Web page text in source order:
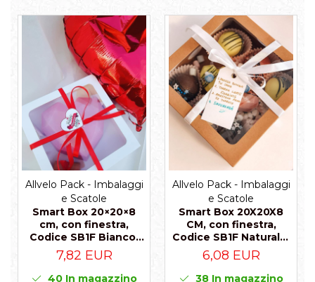
Allvelo Pack - Imbalaggi
e Scatole
Smart Box 20×20×8
cm, con finestra,
Codice SB1F Bianco,
Set 5 Pezzi
7,82 EUR
40In magazzino
Allvelo Pack - Imbalaggi
e Scatole
Smart Box 20X20X8
CM, con finestra,
Codice SB1F Naturale,
Set 5 Pezzi
6,08 EUR
38In magazzino